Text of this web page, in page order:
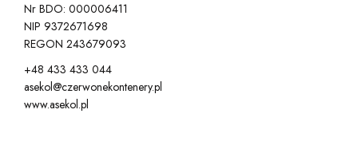
Nr BDO: 000006411
NIP 9372671698
REGON 243679093
+48 433 433 044
asekol@czerwonekontenery.pl
www.asekol.pl